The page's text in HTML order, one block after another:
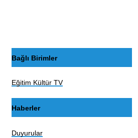
Bağlı Birimler
Eğitim Kültür TV
Haberler
Duyurular